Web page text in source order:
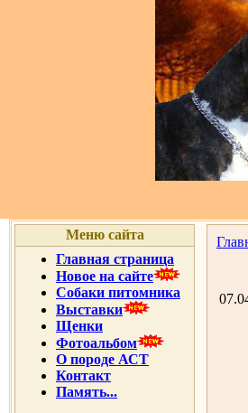
Меню сайта
Главная страница
Новое на сайте
Собаки питомника
Выставки
Щенки
Фотоальбом
О породе АСТ
Контакт
Память...